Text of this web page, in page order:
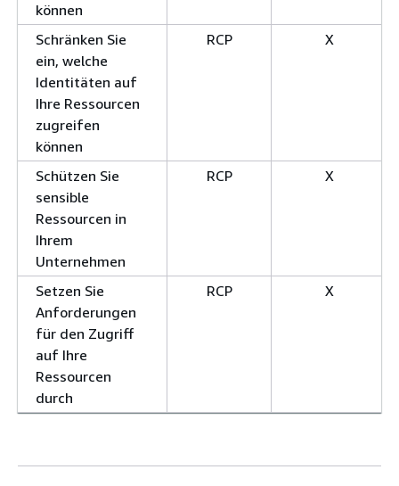
können
Schränken Sie
ein, welche
Identitäten auf
Ihre Ressourcen
zugreifen
können
RCP X
Schützen Sie
sensible
Ressourcen in
Ihrem
Unternehmen
RCP X
Setzen Sie
Anforderungen
für den Zugriff
auf Ihre
Ressourcen
durch
RCP X